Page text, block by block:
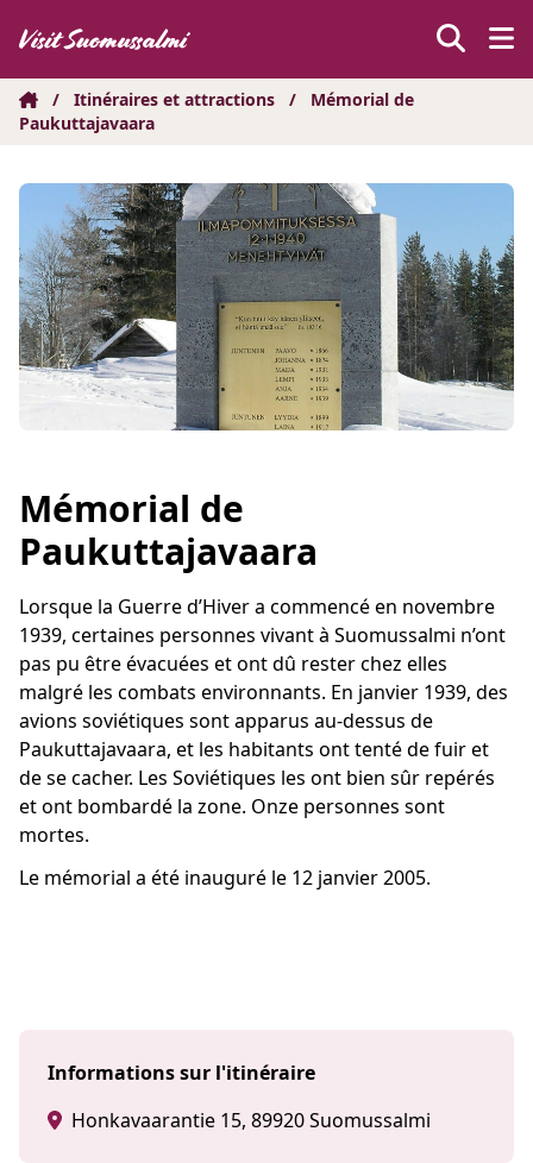
sisältöön
/ Itinéraires et attractions /
Mémorial de
Paukuttajavaara
Mémorial de
Paukuttajavaara
Lorsque la Guerre d’Hiver a commencé en novembre
1939, certaines personnes vivant à Suomussalmi n’ont
pas pu être évacuées et ont dû rester chez elles
malgré les combats environnants. En janvier 1939, des
avions soviétiques sont apparus au-dessus de
Paukuttajavaara, et les habitants ont tenté de fuir et
de se cacher. Les Soviétiques les ont bien sûr repérés
et ont bombardé la zone. Onze personnes sont
mortes.
Le mémorial a été inauguré le 12 janvier 2005.
Informations sur l'itinéraire
Honkavaarantie 15, 89920 Suomussalmi